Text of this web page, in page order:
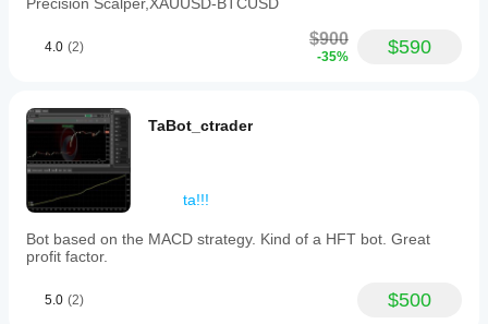
4.0 (2) $900
-35% $590
TaBot_ctrader
ta!!!
Bot based on the MACD strategy. Kind of a HFT bot. Great
profit factor.
5.0 (2) $500